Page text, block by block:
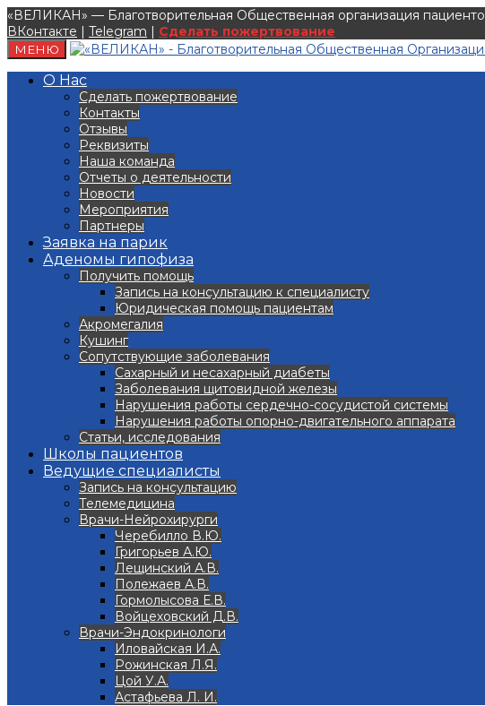
«ВЕЛИКАН» — Благотворительная Общественная организация
ВКонтакте | Telegram | Сделать пожертвование
МЕНЮ
О Нас
Сделать пожертвование
Контакты
Отзывы
Реквизиты
Наша команда
Отчеты о деятельности
Новости
Мероприятия
Партнеры
Заявка на парик
Аденомы гипофиза
Получить помощь
Запись на консультацию к специалисту
Юридическая помощь пациентам
Акромегалия
Кушинг
Сопутствующие заболевания
Сахарный и несахарный диабеты
Заболевания щитовидной железы
Нарушения работы сердечно-сосудистой системы
Нарушения работы опорно-двигательного аппарата
Статьи, исследования
Школы пациентов
Ведущие специалисты
Запись на консультацию
Телемедицина
Врачи-Нейрохирурги
Черебилло В.Ю.
Григорьев А.Ю.
Лещинский А.В.
Полежаев А.В.
Гормолысова Е.В.
Войцеховский Д.В.
Врачи-Эндокринологи
Иловайская И.А.
Рожинская Л.Я.
Цой У.А.
Астафьева Л. И.